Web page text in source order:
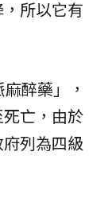
所以它有
醉藥」，
亡，由於
列為四級